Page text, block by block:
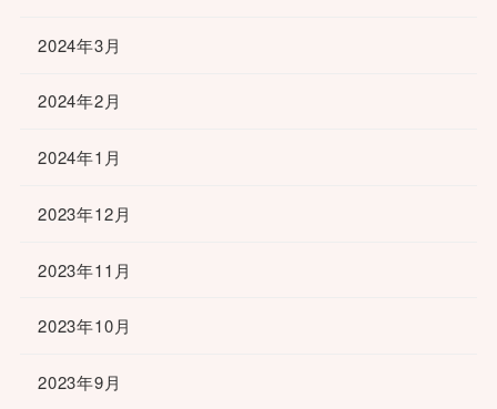
2024年3月
2024年2月
2024年1月
2023年12月
2023年11月
2023年10月
2023年9月